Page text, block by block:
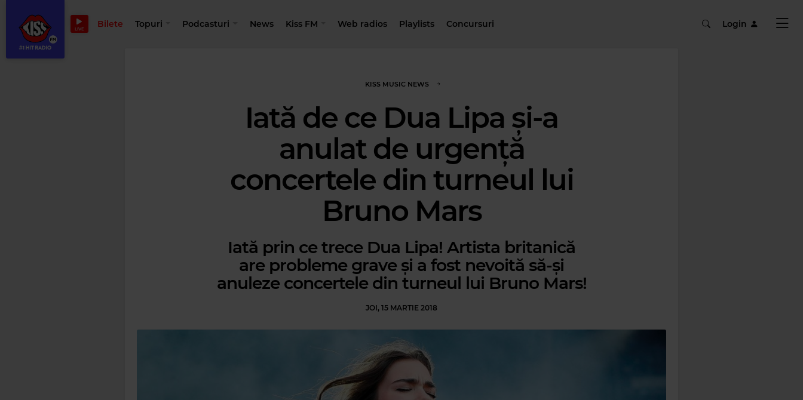
LIVE Bilete Topuri Podcasturi News Kiss FM Web radios Playlists Concursuri Login
KISS MUSIC NEWS
Iată de ce Dua Lipa și-a
anulat de urgență
concertele din turneul lui
Bruno Mars
Iată prin ce trece Dua Lipa! Artista britanică
are probleme grave și a fost nevoită să-și
anuleze concertele din turneul lui Bruno Mars!
JOI, 15 MARTIE 2018